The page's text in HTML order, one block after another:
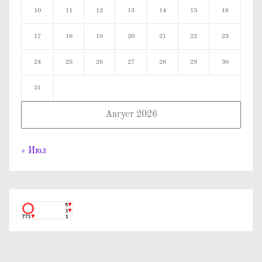
Август 2026
10 11 12 13 14 15 16
17 18 19 20 21 22 23
24 25 26 27 28 29 30
31
« Июл